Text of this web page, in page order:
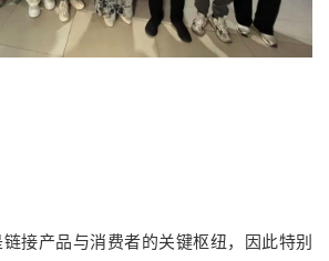
接产品与消费者的关键枢纽，因此特别